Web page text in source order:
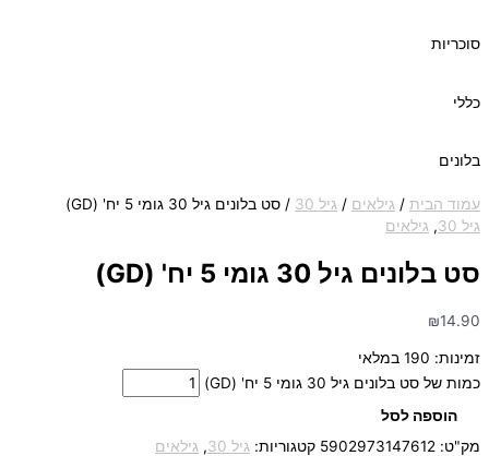
סוכריות
כללי
בלונים
עמוד הבית / גילאים / גיל 30
/ סט בלונים גיל 30 גומי 5 יח' (GD)
גיל 30
, גילאים
סט בלונים גיל 30 גומי 5 יח' (GD)
₪14.90
זמינות: 190 במלאי
כמות של סט בלונים גיל 30 גומי 5 יח' (GD)
הוספה לסל
מק"ט: 5902973147612 קטגוריות: גיל 30 , גילאים